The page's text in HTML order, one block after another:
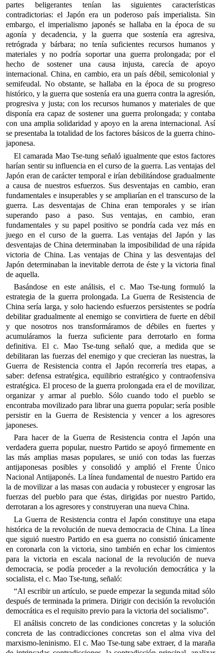
partes beligerantes tenían las siguientes características
contradictorias: el Japón era un poderoso país imperialista. Sin
embargo, el imperialismo japonés se hallaba en la época de su
agonía y decadencia, y la guerra que sostenía era agresiva,
retrógrada y bárbara; no tenía suficientes recursos humanos y
materiales y no podría soportar una guerra prolongada; por el
hecho de sostener una causa injusta, carecía de apoyo
internacional. China, en cambio, era un país débil, semicolonial y
semifeudal. No obstante, se hallaba en la época de su progreso
histórico, y la guerra que sostenía era una guerra contra la agresión,
progresiva y justa; con los recursos humanos y materiales de que
disponía era capaz de sostener una guerra prolongada; y contaba
con una amplia solidaridad y apoyo en la arena internacional. Así
se presentaba la totalidad de los factores básicos de la guerra chino-
japonesa.
El camarada Mao Tse-tung señaló igualmente que estos factores
harían sentir su influencia en el curso de la guerra. Las ventajas del
Japón eran de carácter temporal e irían debilitándose gradualmente
a causa de nuestros esfuerzos. Sus desventajas en cambio, eran
fundamentales e insuperables y se ampliarían en el transcurso de la
guerra. Las desventajas de China eran temporales y se irían
superando paso a paso. Sus ventajas, en cambio, eran
fundamentales y su papel positivo se pondría cada vez más en
juego en el curso de la guerra. Las ventajas del Japón y las
desventajas de China determinaban la imposibilidad de una rápida
victoria de China. Las ventajas de China y las desventajas del
Japón determinaban la inevitable derrota de éste y la victoria final
de aquella.
Basándose en este análisis, el c. Mao Tse-tung formuló la
estrategia de la guerra prolongada. La Guerra de Resistencia de
China sería larga, y solo haciendo esfuerzos persistentes se podría
debilitar gradualmente al enemigo se convirtiera de fuerte en débil
y que nosotros nos transformáramos de débiles en fuertes y
acumuláramos la fuerza suficiente para derrotarlo en forma
definitiva. El c. Mao Tse-tung señaló que, a medida que se
debilitaran las fuerzas del enemigo y que crecieran las nuestras, la
Guerra de Resistencia contra el Japón recorrería tres etapas, a
saber: defensa estratégica, equilibrio estratégico y contraofensiva
estratégica. El proceso de la guerra prolongada era el de movilizar,
organizar y armar al pueblo. Sólo cuando todo el pueblo se
encontraba movilizado para librar una guerra popular; sería posible
persistir en la Guerra de Resistencia y vencer a los agresores
japoneses.
Para hacer de la Guerra de Resistencia contra el Japón una
verdadera guerra popular, nuestro Partido se apoyó firmemente en
las más amplias masas populares, se unió con todas las fuerzas
antijaponesas posibles y consolidó y amplió el Frente Único
Nacional Antijaponés. La línea fundamental de nuestro Partido era
la de movilizar a las masas con audacia y robustecer y engrosar las
fuerzas del pueblo para que éstas, dirigidas por nuestro Partido,
derrotaran a los agresores y construyeran una nueva China.
La Guerra de Resistencia contra el Japón constituye una etapa
histórica de la revolución de nueva democracia de China. La línea
que siguió nuestro Partido en esa guerra no consistió únicamente
en coronarla con la victoria, sino también en echar los cimientos
para la victoria en escala nacional de la revolución de nueva
democracia, se podía proceder a la revolución democrática y la
socialista, el c. Mao Tse-tung, señaló:
“Al escribir un artículo, se puede empezar la segunda mitad sólo
después de terminada la primera. Dirigir con decisión la revolución
democrática es el requisito previo para la victoria del socialismo”.
El análisis concreto de las condiciones concretas y la solución
concreta de las contradicciones concretas son el alma viva del
marxismo-leninismo. El c. Mao Tse-tung sabe extraer, d la maraña